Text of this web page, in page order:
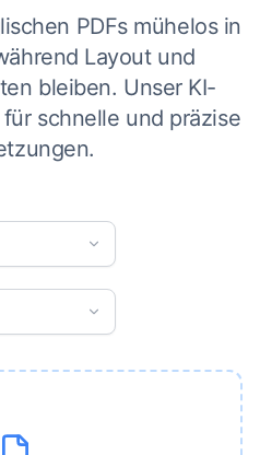
PDFs mühelos in
Layout und
bleiben. Unser KI-
schnelle und präzise